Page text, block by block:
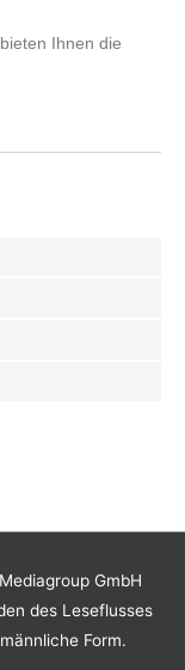
Ihnen die
GmbH
des Leseflusses
Form.